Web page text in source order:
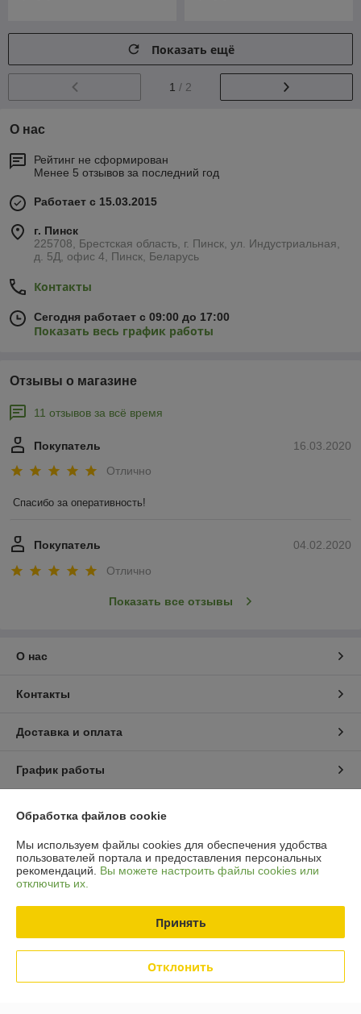
Показать ещё
1 / 2
О нас
Рейтинг не сформирован
Менее 5 отзывов за последний год
Работает с 15.03.2015
г. Пинск
225708, Брестская область, г. Пинск, ул. Индустриальная,
д. 5Д, офис 4, Пинск, Беларусь
Контакты
Сегодня работает с 09:00 до 17:00
Показать весь график работы
Отзывы о магазине
11 отзывов за всё время
16.03.2020
Покупатель
Отлично
Спасибо за оперативность!
04.02.2020
Покупатель
Отлично
Показать все отзывы
О нас
Контакты
Доставка и оплата
График работы
Политика обработки cookies
Сайт создан на платформе Deal.by
Обработка файлов cookie
Мы используем файлы cookies для обеспечения удобства
пользователей портала и предоставления персональных
рекомендаций. Вы можете настроить файлы cookies или
отключить их.
Принять
Отклонить